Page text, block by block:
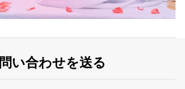
問い合わせを送る